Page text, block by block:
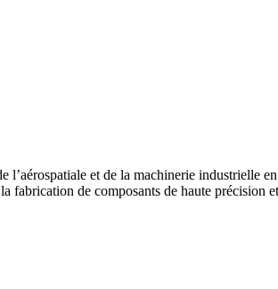
et de la machinerie industrielle
fabrication de composants de haute